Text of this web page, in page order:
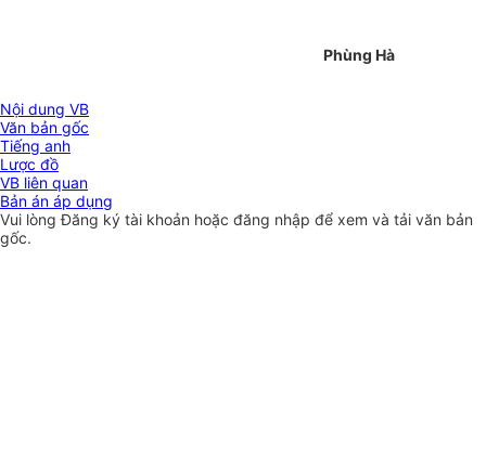
Phùng Hà
Nội dung VB
Văn bản gốc
Tiếng anh
Lược đồ
VB liên quan
Bản án áp dụng
Vui lòngĐăng ký tài khoản hoặc đăng nhập để xem và tải văn bản
gốc.